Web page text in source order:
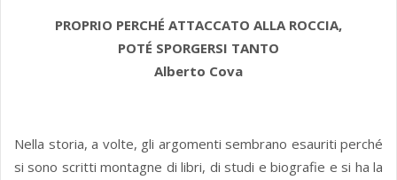
PROPRIO PERCHÉ ATTACCATO ALLA ROCCIA,
POTÉ SPORGERSI TANTO
Alberto Cova
Nella storia, a volte, gli argomenti sembrano esauriti perché
si sono scritti montagne di libri, di studi e biografie e si ha la